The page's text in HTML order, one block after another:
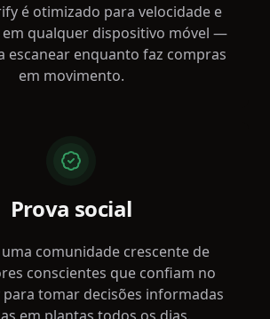
é otimizado para velocidade e
qualquer dispositivo móvel —
escanear enquanto faz compras
em movimento.
Prova social
uma comunidade crescente de
conscientes que confiam no
para tomar decisões informadas